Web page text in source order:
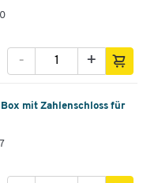
+
-
mit Zahlenschloss für